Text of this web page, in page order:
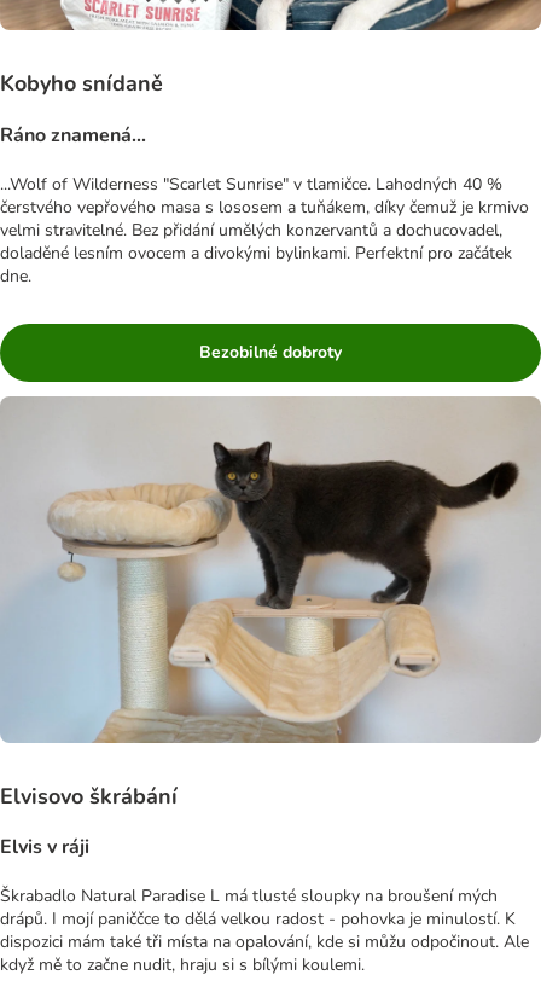
Kobyho snídaně
Ráno znamená...
...Wolf of Wilderness "Scarlet Sunrise" v tlamičce. Lahodných 40 %
čerstvého vepřového masa s lososem a tuňákem, díky čemuž je krmivo
velmi stravitelné. Bez přidání umělých konzervantů a dochucovadel,
doladěné lesním ovocem a divokými bylinkami. Perfektní pro začátek
dne.
Bezobilné dobroty
Elvisovo škrábání
Elvis v ráji
Škrabadlo Natural Paradise L má tlusté sloupky na broušení mých
drápů. I mojí paniččce to dělá velkou radost - pohovka je minulostí. K
dispozici mám také tři místa na opalování, kde si můžu odpočinout. Ale
když mě to začne nudit, hraju si s bílými koulemi.